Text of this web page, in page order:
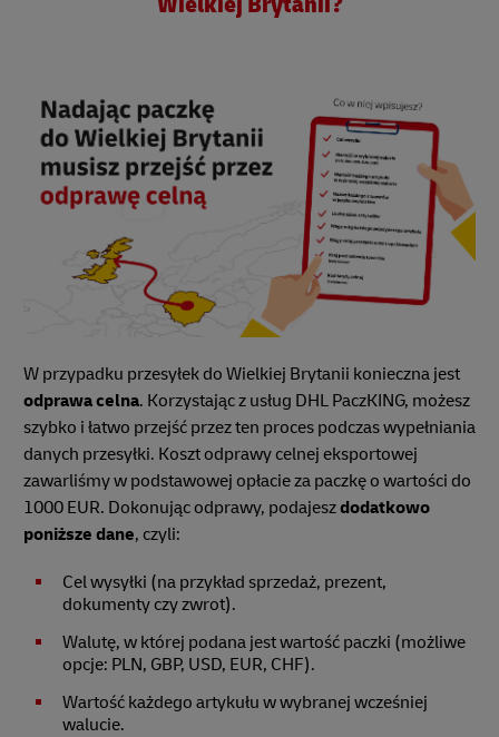
W przypadku przesyłek do Wielkiej Brytanii konieczna jest
odprawa celna. Korzystając z usług DHL PaczKING, możesz
szybko i łatwo przejść przez ten proces podczas wypełniania
danych przesyłki. Koszt odprawy celnej eksportowej
zawarliśmy w podstawowej opłacie za paczkę o wartości do
1000 EUR. Dokonując odprawy, podajeszdodatkowo
poniższe dane, czyli:
Cel wysyłki (na przykład sprzedaż, prezent,
dokumenty czy zwrot).
Walutę, w której podana jest wartość paczki (możliwe
opcje: PLN, GBP, USD, EUR, CHF).
Wartość każdego artykułu w wybranej wcześniej
walucie.